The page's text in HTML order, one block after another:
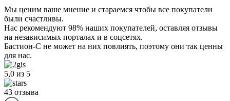
Мы ценим ваше мнение и стараемся чтобы все покупатели
были счастливы.
Нас рекомендуют 98% наших покупателей, оставляя отзывы
на независимых порталах и в соцсетях.
Бастион-С не может на них повлиять, поэтому они так ценны
для нас.
5,0 из 5
43 отзыва